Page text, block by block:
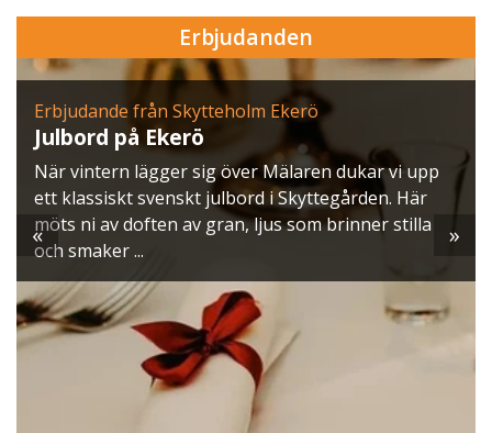
Erbjudanden
Erbjudande från Skytteholm Ekerö
Julbord på Ekerö
När vintern lägger sig över Mälaren dukar vi upp
ett klassiskt svenskt julbord i Skyttegården. Här
möts ni av doften av gran, ljus som brinner stilla
och smaker ...
« »